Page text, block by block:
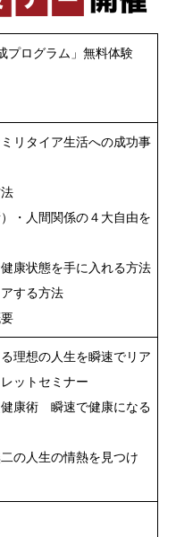
プログラム」無料体験
リタイア生活への成功事
・人間関係の４大自由を
康状態を手に入れる方法
する方法
理想の人生を瞬速でリア
ットセミナー
健康術 瞬速で健康になる
の人生の情熱を見つけ